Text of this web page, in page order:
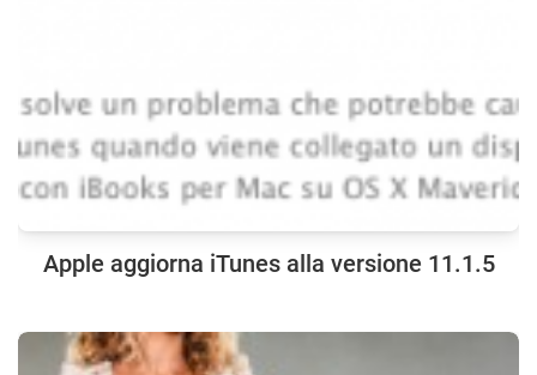
Apple aggiorna iTunes alla versione 11.1.5